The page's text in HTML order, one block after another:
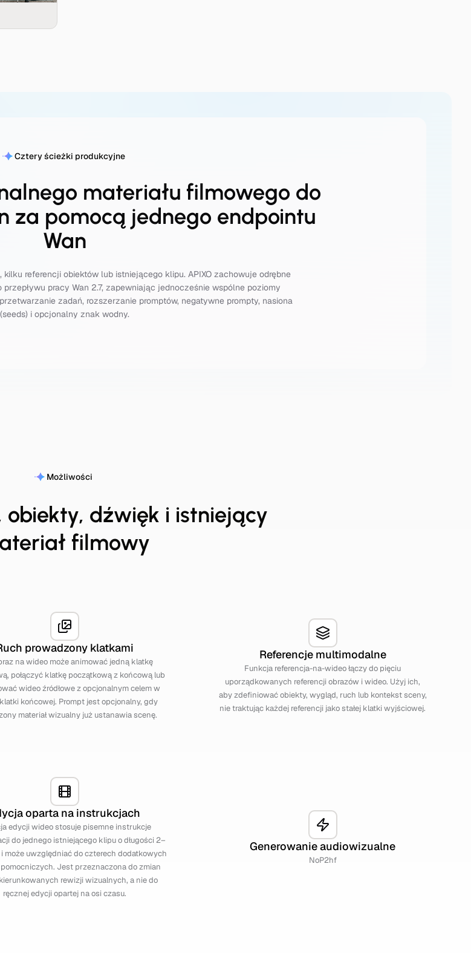
Cztery ścieżki produkcyjne
materiału filmowego do
za pomocą jednego endpointu
Wan
referencji obiektów lub istniejącego klipu. APIXO zachowuje odrębne
pracy Wan 2.7, zapewniając jednocześnie wspólne poziomy
zadań, rozszerzanie promptów, negatywne prompty, nasiona
(seeds) i opcjonalny znak wodny.
Możliwości
obiekty, dźwięk i istniejący
filmowy
prowadzony klatkami
na wideo może animować jedną klatkę
połączyć klatkę początkową z końcową lub
wideo źródłowe z opcjonalnym celem w
końcowej. Prompt jest opcjonalny, gdy
materiał wizualny już ustanawia scenę.
Referencje multimodalne
Funkcja referencja-na-wideo łączy do pięciu
uporządkowanych referencji obrazów i wideo. Użyj ich,
aby zdefiniować obiekty, wygląd, ruch lub kontekst sceny,
nie traktując każdej referencji jako stałej klatki wyjściowej.
oparta na instrukcjach
edycji wideo stosuje pisemne instrukcje
do jednego istniejącego klipu o długości 2–
może uwzględniać do czterech dodatkowych
Jest przeznaczona do zmian
rewizji wizualnych, a nie do
ręcznej edycji opartej na osi czasu.
Generowanie audiowizualne
NoP2hf